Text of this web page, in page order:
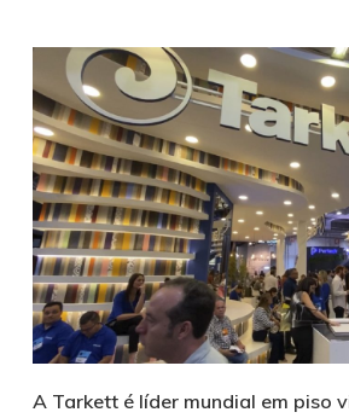
A Tarkett é líder mundial em piso